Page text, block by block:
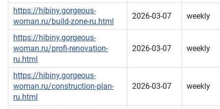
https://hibiny.gorgeous-
woman.ru/build-zone-ru.html
2026-03-07 weekly
https://hibiny.gorgeous-
woman.ru/profi-renovation-
ru.html
2026-03-07 weekly
https://hibiny.gorgeous-
woman.ru/construction-plan-
ru.html
2026-03-07 weekly